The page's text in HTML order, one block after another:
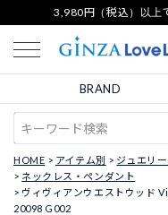
3,980円（税込）以上
BRAND
HOME アイテム別 ジュエリ
ネックレス・ペンダント
ヴィヴィアンウエストウッド
20098 G002